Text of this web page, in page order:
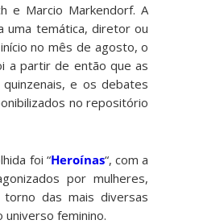
e Marcio Markendorf. A
uma temática, diretor ou
no mês de agosto, o
a partir de então que as
e os debates
no repositório
foi “Heroínas“, com a
por mulheres,
das mais diversas
feminino.